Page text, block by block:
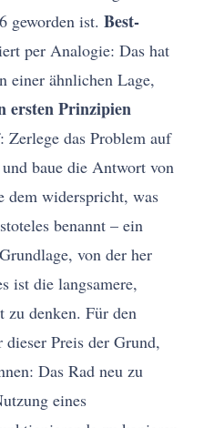
geworden ist.Best-
per Analogie: Das hat
einer ähnlichen Lage,
ersten Prinzipien
Zerlege das Problem auf
baue die Antwort von
dem widerspricht, was
benannt – ein
von der her
ist die langsamere,
zu denken. Für den
Preis der Grund,
Das Rad neu zu
eines